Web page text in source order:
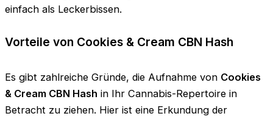
einfach als Leckerbissen.
Vorteile von Cookies & Cream CBN Hash
Es gibt zahlreiche Gründe, die Aufnahme von Cookies
& Cream CBN Hash in Ihr Cannabis-Repertoire in
Betracht zu ziehen. Hier ist eine Erkundung der